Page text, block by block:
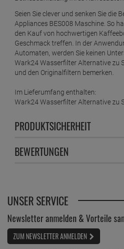
Seien Sie clever und senken Sie die
Appliances BES008 Maschine. So
den Kauf von hochwertigen
Geschmack treffen. In der
Automaten, werden Sie keinen
Wark24 Wasserfilter Alternative zu
und den Originalfiltern bemerken.
Im Lieferumfang enthalten:
Wark24 Wasserfilter Alternative zu
PRODUKTSICHERHEIT
BEWERTUNGEN
UNSER SERVICE
Newsletter anmelden & Vorteile
ZUM NEWSLETTER ANMELDEN